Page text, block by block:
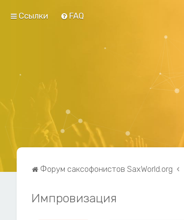
Ссылки FAQ
Форум саксофонистов SaxWorld.org
Импровизация